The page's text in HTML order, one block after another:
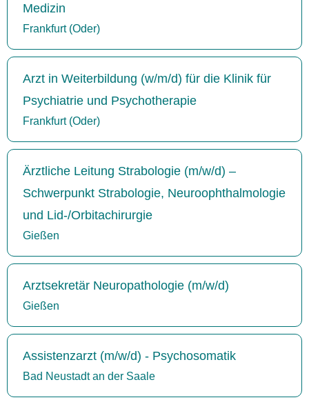
Medizin
Frankfurt (Oder)
Arzt in Weiterbildung (w/m/d) für die Klinik für
Psychiatrie und Psychotherapie
Frankfurt (Oder)
Ärztliche Leitung Strabologie (m/w/d) –
Schwerpunkt Strabologie, Neuroophthalmologie
und Lid-/Orbitachirurgie
Gießen
Arztsekretär Neuropathologie (m/w/d)
Gießen
Assistenzarzt (m/w/d) - Psychosomatik
Bad Neustadt an der Saale